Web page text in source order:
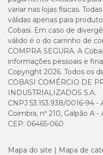
São Caetano do Sul/SP;
Cobasi São José dos
Benedito Matarazzo,
José dos Campos/SP;
Cobasi Sorocaba
Km. 99 Setor C - Vila
Cobasi Ribeirão Preto
Luíz Eduardo Toledo
Ribeirão Preto/SP;
Cobasi Barra
Cobasi Teodoro
variar nas lojas físicas.
válidas apenas para
Cobasi. Em caso de
válido é o do carrinho de
COMPRA SEGURA. A
informações pessoais e
Copyright 2026. Todos os
COBASI COMÉRCIO DE
INDUSTRIALIZADOS S.A.
CNPJ 53.153.938/0016-94
Coimbra, nº 210, Galpão A
CEP: 06465-060
Mapa do site Mapa de